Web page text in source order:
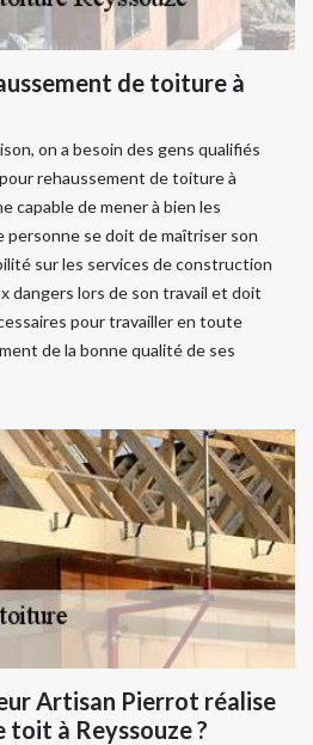
de toiture à
on a besoin des gens qualifiés
rehaussement de toiture à
capable de mener à bien les
se doit de maîtriser son
sur les services de construction
dangers lors de son travail et doit
pour travailler en toute
de la bonne qualité de ses
Artisan Pierrot réalise
toit à Reyssouze ?